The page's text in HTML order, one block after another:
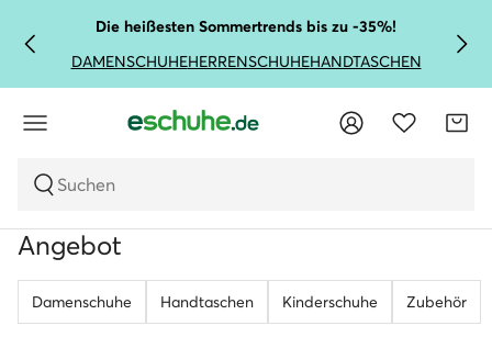
Die heißesten Sommertrends bis zu -35%!
DAMENSCHUHEHERRENSCHUHEHANDTASCHEN
Suchen
Angebot
Damenschuhe Handtaschen Kinderschuhe Zubehör